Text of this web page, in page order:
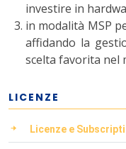
investire in
in modalità MSP
affidando la
scelta favorita nel
LICENZE
Licenze e